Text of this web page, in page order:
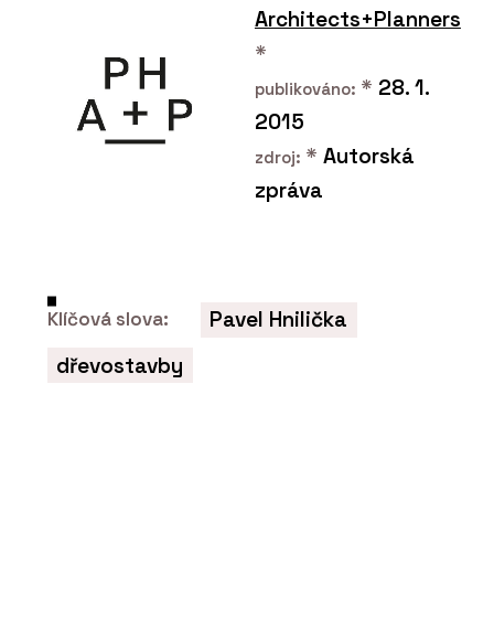
Architects+Planners
*
publikováno: * 28. 1.
2015
zdroj: * Autorská
zpráva
Klíčová slova:
Pavel Hnilička
dřevostavby